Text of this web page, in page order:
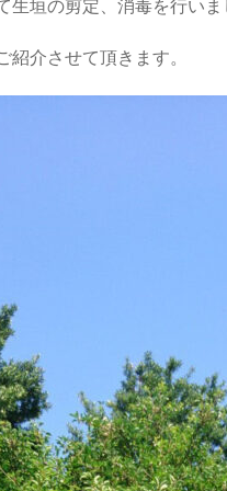
生垣の剪定、消毒を行い
介させて頂きます。